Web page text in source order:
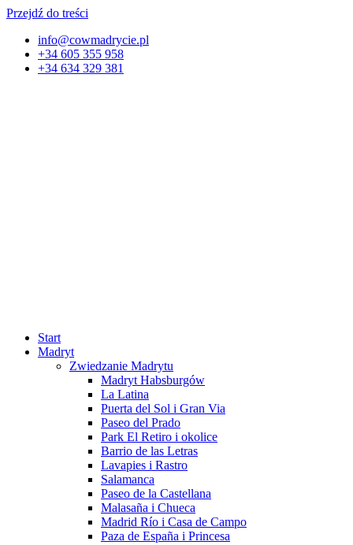
Przejdź do treści
info@cowmadrycie.pl
+34 605 355 958
+34 634 329 381​
Start
Madryt
Zwiedzanie Madrytu
Madryt Habsburgów
La Latina
Puerta del Sol i Gran Via
Paseo del Prado
Park El Retiro i okolice
Barrio de las Letras
Lavapies i Rastro
Salamanca
Paseo de la Castellana
Malasaña i Chueca
Madrid Río i Casa de Campo
Paza de España i Princesa